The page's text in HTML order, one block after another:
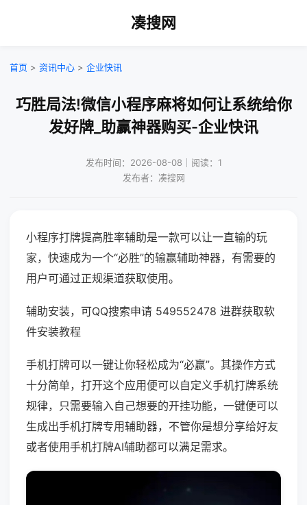
凑搜网
首页 > 资讯中心 > 企业快讯
巧胜局法!微信小程序麻将如何让系统给你
发好牌_助赢神器购买-企业快讯
发布时间：2026-08-08｜阅读：1
发布者：凑搜网
小程序打牌提高胜率辅助是一款可以让一直输的玩
家，快速成为一个“必胜”的输赢辅助神器，有需要的
用户可通过正规渠道获取使用。
辅助安装，可QQ搜索申请 549552478 进群获取软
件安装教程
手机打牌可以一键让你轻松成为“必赢”。其操作方式
十分简单，打开这个应用便可以自定义手机打牌系统
规律，只需要输入自己想要的开挂功能，一键便可以
生成出手机打牌专用辅助器，不管你是想分享给好友
或者使用手机打牌AI辅助都可以满足需求。